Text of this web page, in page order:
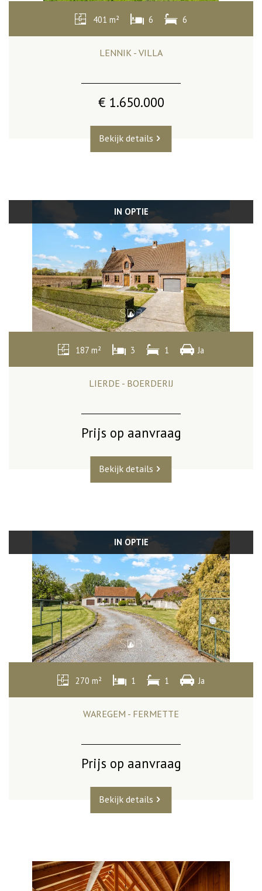
401 m² 6 6
LENNIK - VILLA
€ 1.650.000
Bekijk details
IN OPTIE
187 m² 3 1 Ja
LIERDE - BOERDERIJ
Prijs op aanvraag
Bekijk details
IN OPTIE
270 m² 1 1 Ja
WAREGEM - FERMETTE
Prijs op aanvraag
Bekijk details